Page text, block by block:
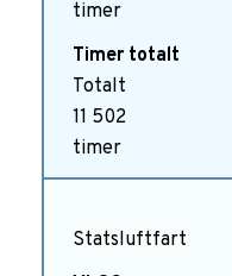
timer
Totalt
11 502
timer
Statsluftfart